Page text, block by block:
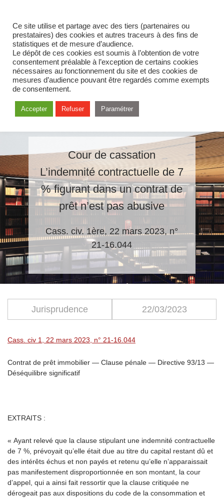
Cour de cassation
L’indemnité contractuelle de 7
% figurant dans un contrat de
prêt n’est pas abusive
Cass. civ. 1ère, 22 mars 2023, n°
21-16.044
Jurisprudence 22/03/2023
Cass. civ 1, 22 mars 2023, n° 21-16.044
Contrat de prêt immobilier — Clause pénale — Directive 93/13 —
Déséquilibre significatif
EXTRAITS :
« Ayant relevé que la clause stipulant une indemnité contractuelle
de 7 %, prévoyait qu’elle était due au titre du capital restant dû et
des intérêts échus et non payés et retenu qu’elle n’apparaissait
pas manifestement disproportionnée en son montant, la cour
d’appel, qui a ainsi fait ressortir que la clause critiquée ne
dérogeait pas aux dispositions du code de la consommation et
Ce site utilise et partage avec des tiers (partenaires ou
prestataires) des cookies et autres traceurs à des fins de
statistiques et de mesure d’audience.
Le dépôt de ces cookies est soumis à l’obtention de votre
consentement préalable à l’exception de certains cookies
nécessaires au fonctionnement du site et des cookies de
mesures d’audience pouvant être regardés comme exempts
de consentement.
Accepter Refuser Paramétrer